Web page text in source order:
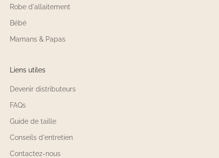
Robe d'allaitement
Bébé
Mamans & Papas
Liens utiles
Devenir distributeurs
FAQs
Guide de taille
Conseils d'entretien
Contactez-nous